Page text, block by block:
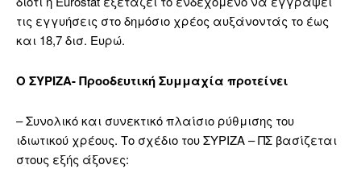
τις εγγυήσεις στο δημόσιο χρέος αυξάνοντάς το έως
και 18,7 δισ. Ευρώ.
Ο ΣΥΡΙΖΑ- Προοδευτική Συμμαχία προτείνει
– Συνολικό και συνεκτικό πλαίσιο ρύθμισης του
ιδιωτικού χρέους. Το σχέδιο του ΣΥΡΙΖΑ – ΠΣ βασίζεται
στους εξής άξονες: